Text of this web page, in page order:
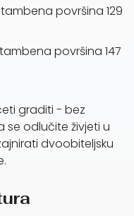
površina 129
površina 147
graditi - bez
odlučite živjeti u
dvoobiteljsku